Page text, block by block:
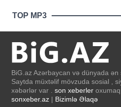
TOP MP3
BiG.az Azərbaycan və dünyada ən
Saytda müxtəlif mövzuda sosial ,
xəbərlər var . son xeberler oxumaq
sonxeber.az | Bizimlə Əlaqə